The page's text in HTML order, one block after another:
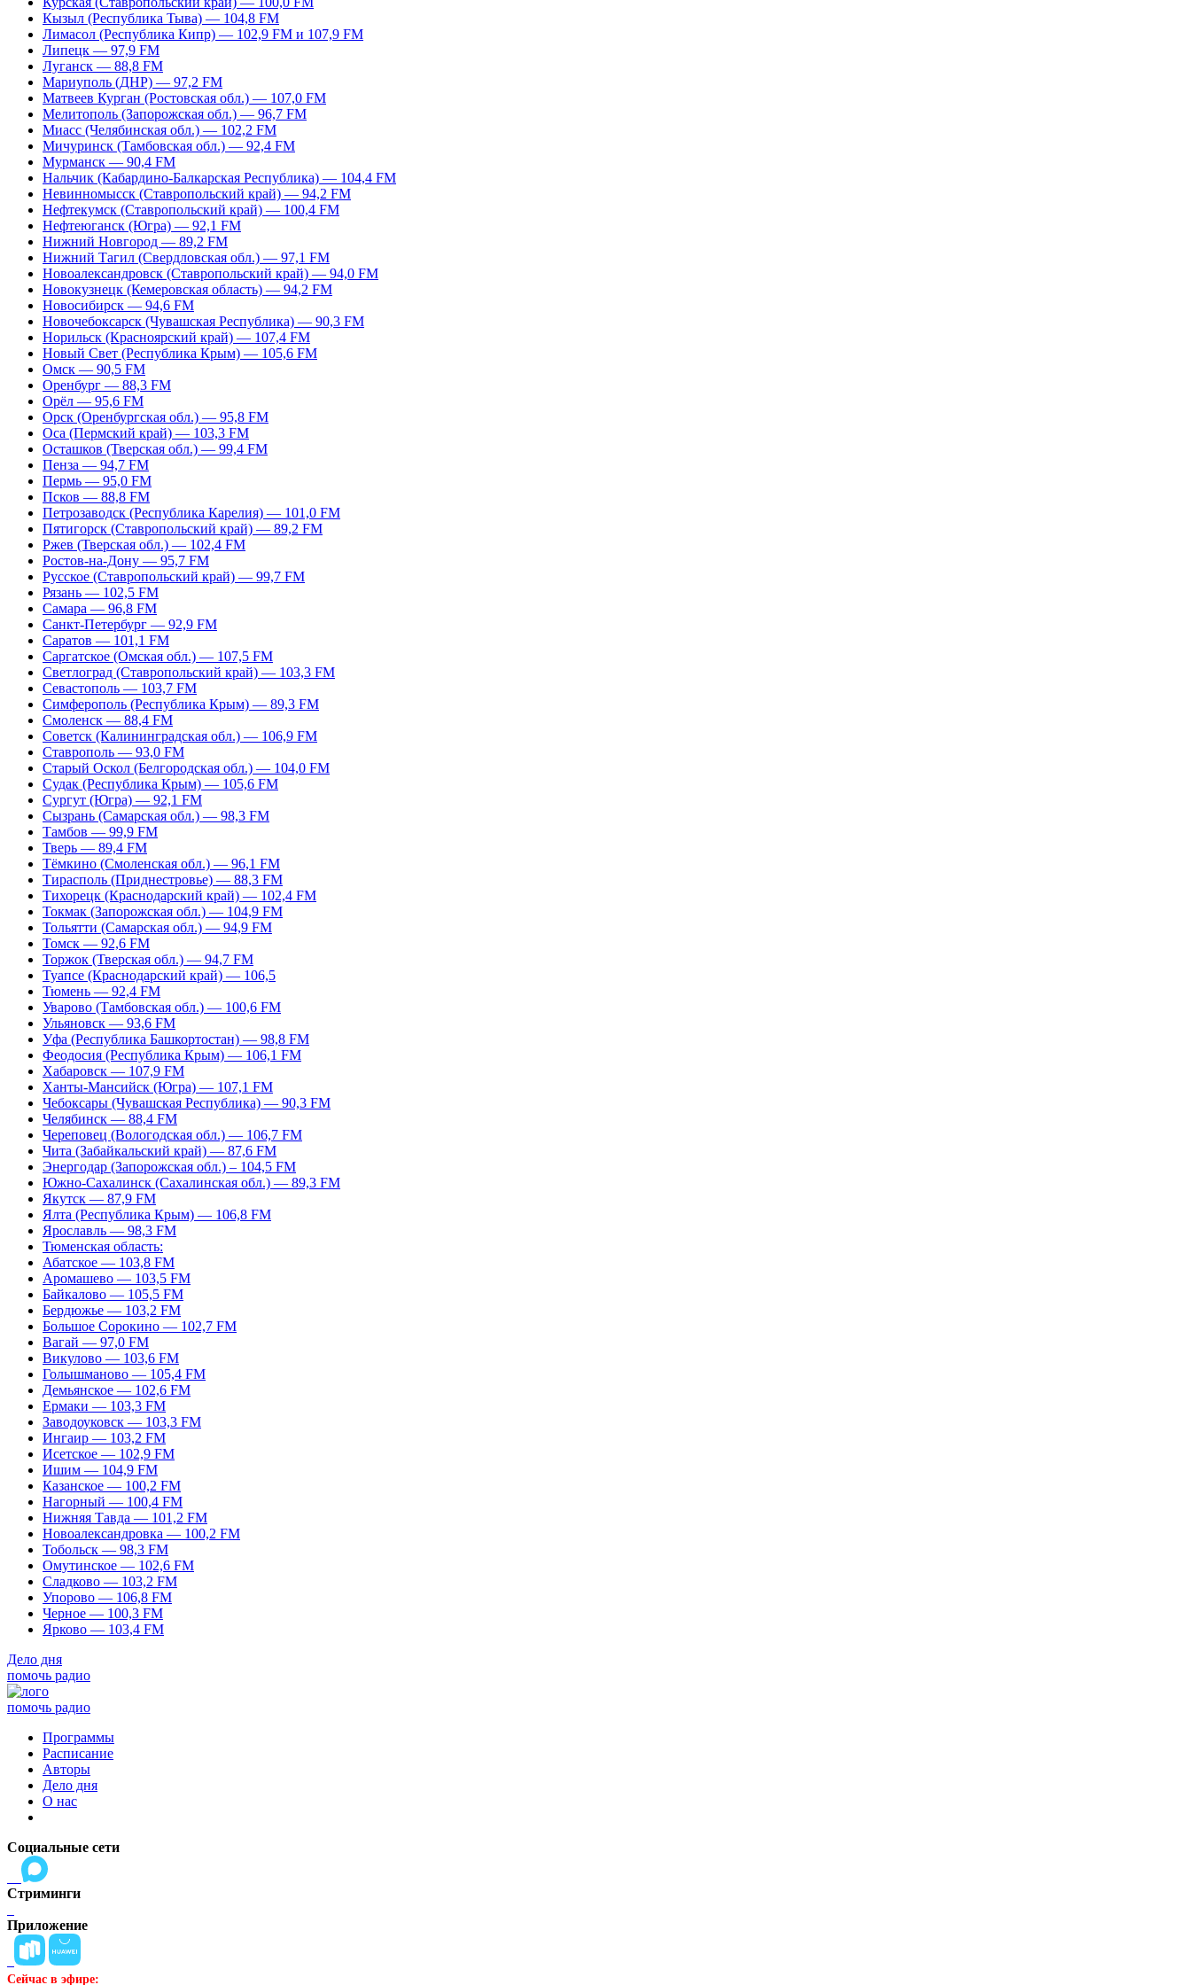
Кызыл (Республика Тыва) — 104,8 FM
Лимасол (Республика Кипр) — 102,9 FM и 107,9 FM
Липецк — 97,9 FM
Луганск — 88,8 FM
Мариуполь (ДНР) — 97,2 FM
Матвеев Курган (Ростовская обл.) — 107,0 FM
Мелитополь (Запорожская обл.) — 96,7 FM
Миасс (Челябинская обл.) — 102,2 FM
Мичуринск (Тамбовская обл.) — 92,4 FM
Мурманск — 90,4 FM
Нальчик (Кабардино-Балкарская Республика) — 104,4 FM
Невинномысск (Ставропольский край) — 94,2 FM
Нефтекумск (Ставропольский край) — 100,4 FM
Нефтеюганск (Югра) — 92,1 FM
Нижний Новгород — 89,2 FM
Нижний Тагил (Свердловская обл.) — 97,1 FM
Новоалександровск (Ставропольский край) — 94,0 FM
Новокузнецк (Кемеровская область) — 94,2 FM
Новосибирск — 94,6 FM
Новочебоксарск (Чувашская Республика) — 90,3 FM
Норильск (Красноярский край) — 107,4 FM
Новый Свет (Республика Крым) — 105,6 FM
Омск — 90,5 FM
Оренбург — 88,3 FM
Орёл — 95,6 FM
Орск (Оренбургская обл.) — 95,8 FM
Оса (Пермский край) — 103,3 FM
Осташков (Тверская обл.) — 99,4 FM
Пенза — 94,7 FM
Пермь — 95,0 FM
Псков — 88,8 FM
Петрозаводск (Республика Карелия) — 101,0 FM
Пятигорск (Ставропольский край) — 89,2 FM
Ржев (Тверская обл.) — 102,4 FM
Ростов-на-Дону — 95,7 FM
Русское (Ставропольский край) — 99,7 FM
Рязань — 102,5 FM
Самара — 96,8 FM
Санкт-Петербург — 92,9 FM
Саратов — 101,1 FM
Саргатское (Омская обл.) — 107,5 FM
Светлоград (Ставропольский край) — 103,3 FM
Севастополь — 103,7 FM
Симферополь (Республика Крым) — 89,3 FM
Смоленск — 88,4 FM
Советск (Калининградская обл.) — 106,9 FM
Ставрополь — 93,0 FM
Старый Оскол (Белгородская обл.) — 104,0 FM
Судак (Республика Крым) — 105,6 FM
Сургут (Югра) — 92,1 FM
Сызрань (Самарская обл.) — 98,3 FM
Тамбов — 99,9 FM
Тверь — 89,4 FM
Тёмкино (Смоленская обл.) — 96,1 FM
Тирасполь (Приднестровье) — 88,3 FM
Тихорецк (Краснодарский край) — 102,4 FM
Токмак (Запорожская обл.) — 104,9 FM
Тольятти (Самарская обл.) — 94,9 FM
Томск — 92,6 FM
Торжок (Тверская обл.) — 94,7 FM
Туапсе (Краснодарский край) — 106,5
Тюмень — 92,4 FM
Уварово (Тамбовская обл.) — 100,6 FM
Ульяновск — 93,6 FM
Уфа (Республика Башкортостан) — 98,8 FM
Феодосия (Республика Крым) — 106,1 FM
Хабаровск — 107,9 FM
Ханты-Мансийск (Югра) — 107,1 FM
Чебоксары (Чувашская Республика) — 90,3 FM
Челябинск — 88,4 FM
Череповец (Вологодская обл.) — 106,7 FM
Чита (Забайкальский край) — 87,6 FM
Энергодар (Запорожская обл.) – 104,5 FM
Южно-Сахалинск (Сахалинская обл.) — 89,3 FM
Якутск — 87,9 FM
Ялта (Республика Крым) — 106,8 FM
Ярославль — 98,3 FM
Тюменская область:
Абатское — 103,8 FM
Аромашево — 103,5 FM
Байкалово — 105,5 FM
Бердюжье — 103,2 FM
Большое Сорокино — 102,7 FM
Вагай — 97,0 FM
Викулово — 103,6 FM
Голышманово — 105,4 FM
Демьянское — 102,6 FM
Ермаки — 103,3 FM
Заводоуковск — 103,3 FM
Ингаир — 103,2 FM
Исетское — 102,9 FM
Ишим — 104,9 FM
Казанское — 100,2 FM
Нагорный — 100,4 FM
Нижняя Тавда — 101,2 FM
Новоалександровка — 100,2 FM
Тобольск — 98,3 FM
Омутинское — 102,6 FM
Сладково — 103,2 FM
Упорово — 106,8 FM
Черное — 100,3 FM
Ярково — 103,4 FM
Дело дня
помочь радио
помочь радио
Программы
Расписание
Авторы
Дело дня
О нас
Социальные сети
Стриминги
Приложение
Сейчас в эфире: